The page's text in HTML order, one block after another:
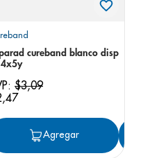
Agregar
cureband blanco disp
$3,09
,47
Agregar